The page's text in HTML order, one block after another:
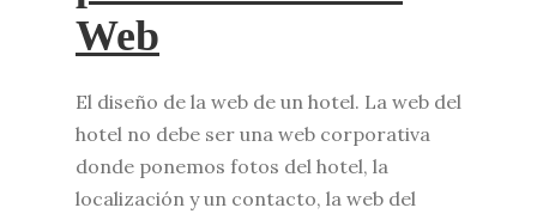
Web
El diseño de la web de un hotel. La web del
hotel no debe ser una web corporativa
donde ponemos fotos del hotel, la
localización y un contacto, la web del